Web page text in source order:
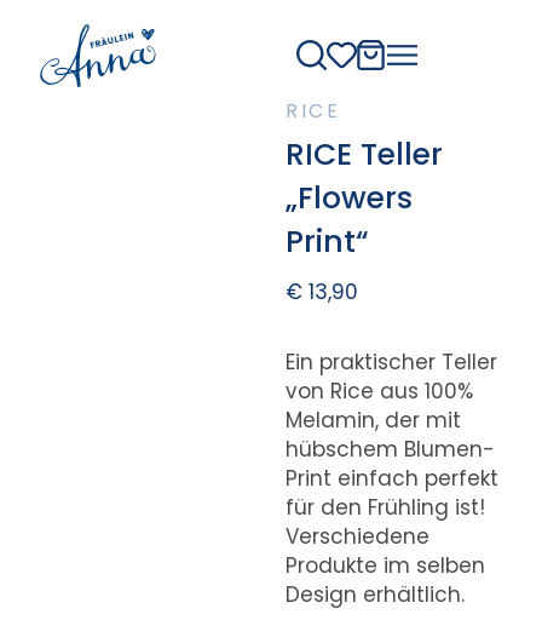
RICE
RICE Teller
„Flowers
Print“
€13,90
Ein praktischer Teller
von Rice aus 100%
Melamin, der mit
hübschem Blumen-
Print einfach perfekt
für den Frühling ist!
Verschiedene
Produkte im selben
Design erhältlich.